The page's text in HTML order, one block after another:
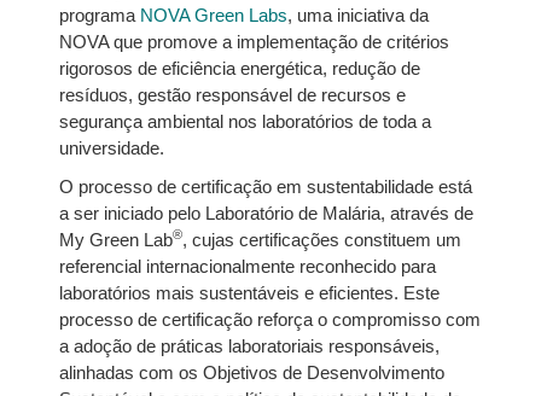
programa NOVA Green Labs, uma iniciativa da
NOVA que promove a implementação de critérios
rigorosos de eficiência energética, redução de
resíduos, gestão responsável de recursos e
segurança ambiental nos laboratórios de toda a
universidade.
O processo de certificação em sustentabilidade está
a ser iniciado pelo Laboratório de Malária, através de
My Green Lab®, cujas certificações constituem um
referencial internacionalmente reconhecido para
laboratórios mais sustentáveis e eficientes. Este
processo de certificação reforça o compromisso com
a adoção de práticas laboratoriais responsáveis,
alinhadas com os Objetivos de Desenvolvimento